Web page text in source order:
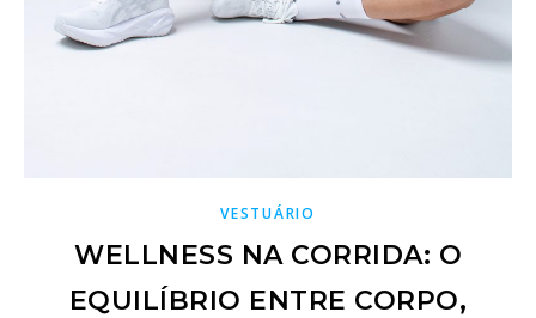
VESTUÁRIO
WELLNESS NA CORRIDA: O
EQUILÍBRIO ENTRE CORPO,